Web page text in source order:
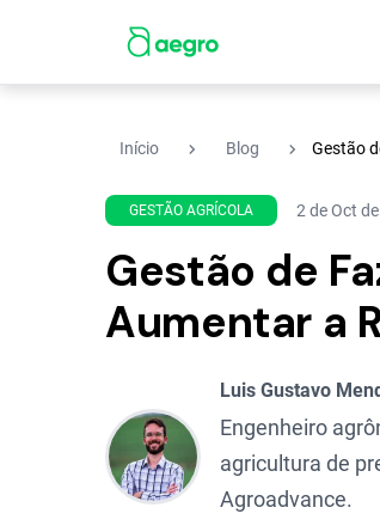
Início navigate_next Blog navigate_next Gestão
GESTÃO AGRÍCOLA 2 de Oct
Gestão de
Aumentar a
Luis Gustavo
Engenheiro
agricultura de
Agroadvance.